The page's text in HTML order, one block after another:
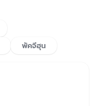
พัคจีฮุน